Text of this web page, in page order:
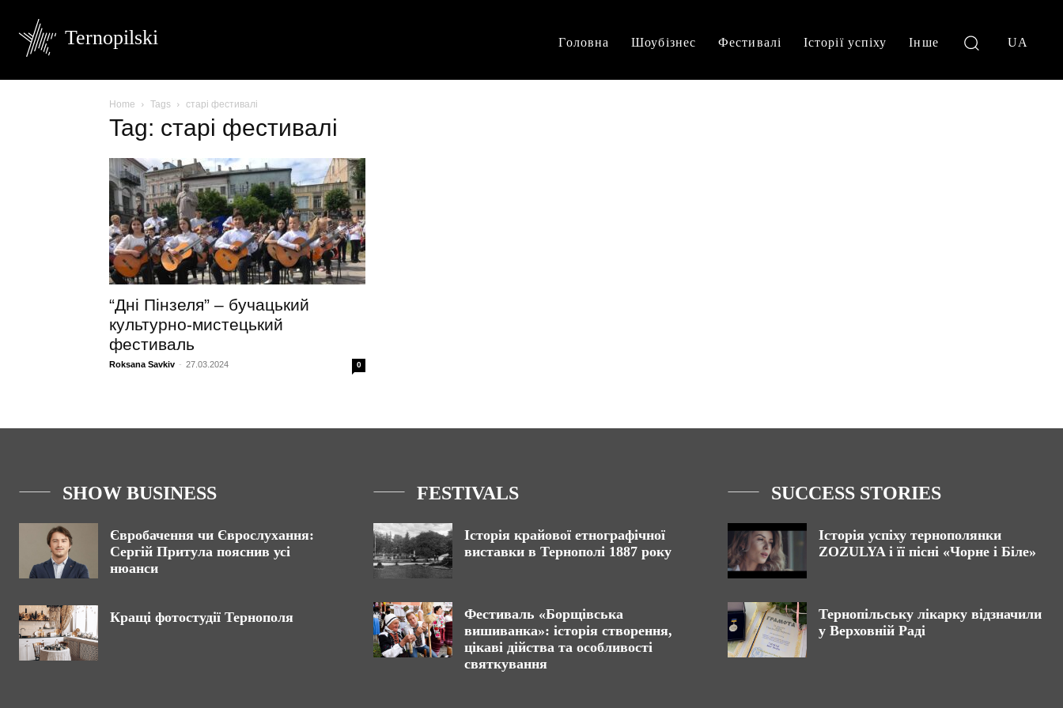
Ternopilski Головна Шоубізнес Фестивалі Історії успіху Інше UA
Home Tags старі фестивалі
Tag: старі фестивалі
“Дні Пінзеля” – бучацький
культурно-мистецький
фестиваль
Roksana Savkiv - 27.03.2024 0
SHOW BUSINESS
Євробачення чи Єврослухання:
Сергій Притула пояснив усі
нюанси
Кращі фотостудії Тернополя
FESTIVALS
Історія крайової етнографічної
виставки в Тернополі 1887 року
Фестиваль «Борщівська
вишиванка»: історія створення,
цікаві дійства та особливості
святкування
SUCCESS STORIES
Історія успіху тернополянки
ZOZULYA і її пісні «Чорне і Біле»
Тернопільську лікарку відзначили
у Верховній Раді